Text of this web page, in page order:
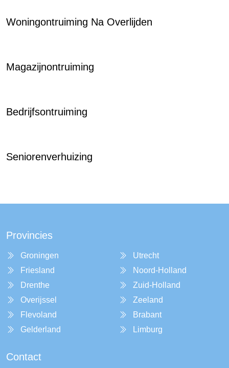
Woningontruiming Na Overlijden
Magazijnontruiming
Bedrijfsontruiming
Seniorenverhuizing
Provincies
Groningen
Friesland
Drenthe
Overijssel
Flevoland
Gelderland
Utrecht
Noord-Holland
Zuid-Holland
Zeeland
Brabant
Limburg
Contact